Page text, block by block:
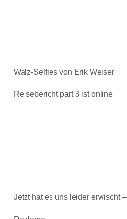
Walz-Selfies von Erik Weiser
Reisebericht part 3 ist online
Jetzt hat es uns leider erwischt –